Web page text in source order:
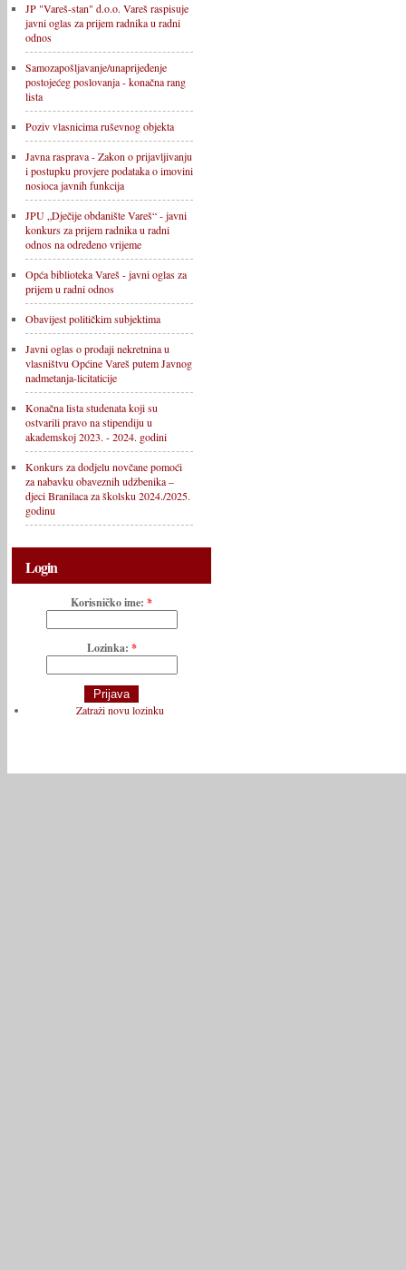
JP "Vareš-stan" d.o.o. Vareš raspisuje
javni oglas za prijem radnika u radni
odnos
Samozapošljavanje/unaprijeđenje
postojećeg poslovanja - konačna rang
lista
Poziv vlasnicima ruševnog objekta
Javna rasprava - Zakon o prijavljivanju
i postupku provjere podataka o imovini
nosioca javnih funkcija
JPU „Dječije obdanište Vareš“ - javni
konkurs za prijem radnika u radni
odnos na određeno vrijeme
Opća biblioteka Vareš - javni oglas za
prijem u radni odnos
Obavijest političkim subjektima
Javni oglas o prodaji nekretnina u
vlasništvu Općine Vareš putem Javnog
nadmetanja-licitaticije
Konačna lista studenata koji su
ostvarili pravo na stipendiju u
akademskoj 2023. - 2024. godini
Konkurs za dodjelu novčane pomoći
za nabavku obaveznih udžbenika –
djeci Branilaca za školsku 2024./2025.
godinu
Login
Korisničko ime: *
Lozinka: *
Zatraži novu lozinku